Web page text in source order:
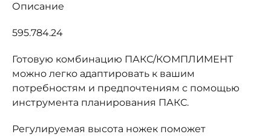
Описание
595.784.24
Готовую комбинацию ПАКС/КОМПЛИМЕНТ
можно легко адаптировать к вашим
потребностям и предпочтениям с помощью
инструмента планирования ПАКС.
Регулируемая высота ножек поможет